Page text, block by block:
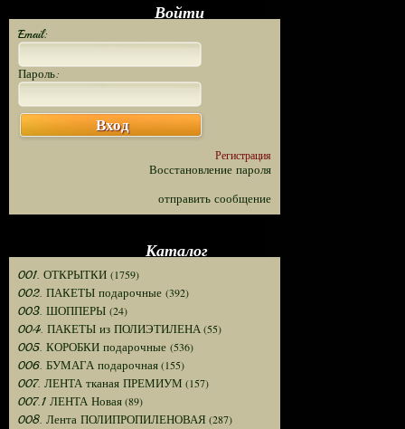
Войти
Email:
Пароль:
Вход
Регистрация
Восстановление пароля
отправить сообщение
Каталог
001. ОТКРЫТКИ (1759)
002. ПАКЕТЫ подарочные (392)
003. ШОППЕРЫ (24)
004. ПАКЕТЫ из ПОЛИЭТИЛЕНА(55)
005. КОРОБКИ подарочные (536)
006. БУМАГА подарочная(155)
007. ЛЕНТА тканая ПРЕМИУМ (157)
007.1 ЛЕНТА Новая(89)
008. Лента ПОЛИПРОПИЛЕНОВАЯ (287)